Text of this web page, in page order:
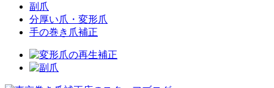
副爪
分厚い爪・変形爪
手の巻き爪補正